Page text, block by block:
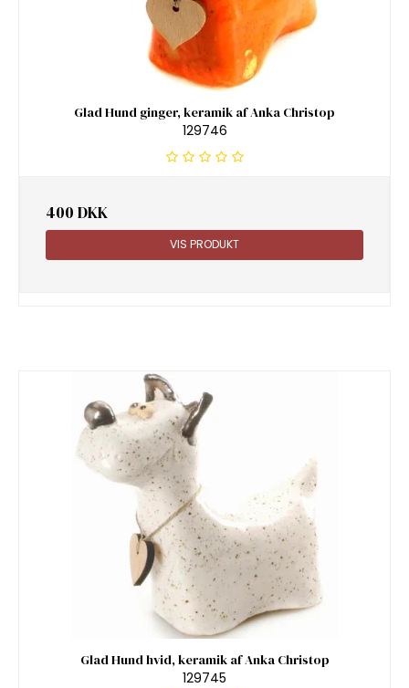
Glad Hund ginger, keramik af Anka Christop
129746
400 DKK
VIS PRODUKT
Glad Hund hvid, keramik af Anka Christop
129745